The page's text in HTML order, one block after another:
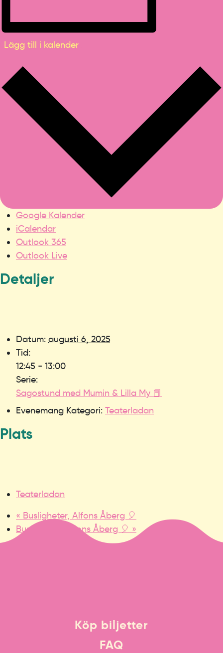
Lägg till i kalender
Google Kalender
iCalendar
Outlook 365
Outlook Live
Detaljer
Datum: augusti 6, 2025
Tid:
12:45 - 13:00
Serie:
Sagostund med Mumin & Lilla My 📕
Evenemang Kategori: Teaterladan
Plats
Teaterladan
« Busligheter, Alfons Åberg 🎈
Busligheter, Alfons Åberg 🎈 »
Köp biljetter
FAQ